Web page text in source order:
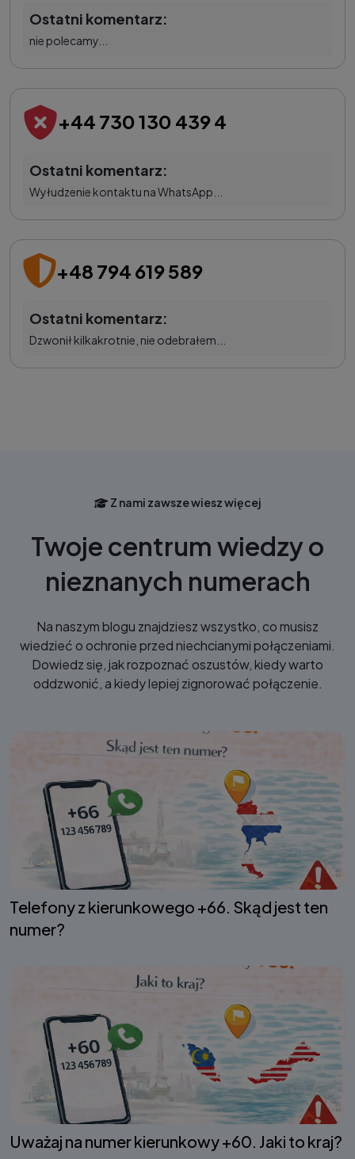
Ostatni komentarz:
nie polecamy...
+44 730 130 439 4
Ostatni komentarz:
Wyłudzenie kontaktu na WhatsApp...
+48 794 619 589
Ostatni komentarz:
Dzwonił kilkakrotnie, nie odebrałem...
Z nami zawsze wiesz więcej
Twoje centrum wiedzy o
nieznanych numerach
Na naszym blogu znajdziesz wszystko, co musisz
wiedzieć o ochronie przed niechcianymi połączeniami.
Dowiedz się, jak rozpoznać oszustów, kiedy warto
oddzwonić, a kiedy lepiej zignorować połączenie.
Telefony z kierunkowego +66. Skąd jest ten
numer?
Uważaj na numer kierunkowy +60. Jaki to kraj?